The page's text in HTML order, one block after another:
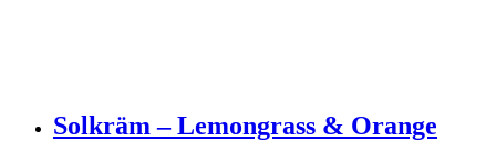
Solkräm – Lemongrass & Orange